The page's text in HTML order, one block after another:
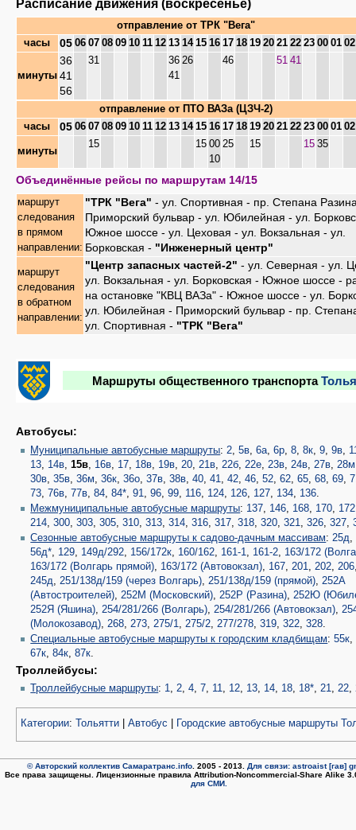
Расписание движения (воскресенье)
отправление от ТРК "Вега"
часы
05 06 07 08 09 10 11 12 13 14 15 16 17 18 19 20 21 22 23 00 01 02
минуты
36
41
56
31
36
41
26 46 51 41
отправление от ПТО ВАЗа (ЦЗЧ-2)
часы
05 06 07 08 09 10 11 12 13 14 15 16 17 18 19 20 21 22 23 00 01 02
минуты
15 15 00
10
25 15 15 35
Объединённые рейсы по маршрутам 14/15
маршрут
следования
в прямом
направлении:
"ТРК "Вега" - ул. Спортивная - пр. Степана
Приморский бульвар - ул. Юбилейная - ул.
Южное шоссе - ул. Цеховая - ул. Вокзальная - ул.
Борковская - "Инженерный центр"
маршрут
следования
в обратном
направлении:
"Центр запасных частей-2" - ул. Северная - ул.
ул. Вокзальная - ул. Борковская - Южное шоссе -
на остановке "КВЦ ВАЗа" - Южное шоссе - ул.
ул. Юбилейная - Приморский бульвар - пр.
ул. Спортивная - "ТРК "Вега"
Маршруты общественного транспорта
Автобусы:
Муниципальные автобусные маршруты:2,5в,6а,6р,8,8к,9,9в,
13, 14в,15в, 16в, 17, 18в, 19в,20,21в,22б,22е,23в,24в,27в,28м
30в,35в,36м,36к,36о,37в,38в,40,41,42,46,52,62,65,68,69,
73, 76в, 77в,84,84*,91,96,99, 116, 124, 126, 127, 134, 136.
Межмуниципальные автобусные маршруты: 137, 146, 168, 170, 172
214,300,303,305,310,313,314,316,317,318,320,321,326,327,
Сезонные автобусные маршруты к садово-дачным массивам:25д,
56д*, 129, 149д/292, 156/172к, 160/162, 161-1, 161-2, 163/172
163/172 (Волгарь прямой), 163/172 (Автовокзал), 167,201,202,206
245д,251/138д/159 (через Волгарь),251/138д/159 (прямой),252А
(Автостроителей),252М (Московский),252Р (Разина),252Ю
252Я (Яшина),254/281/266 (Волгарь),254/281/266 (Автовокзал),
(Молокозавод),268,273,275/1,275/2,277/278,319,322,328.
Специальные автобусные маршруты к городским кладбищам:55к,
67к,84к,87к.
Троллейбусы:
Троллейбусные маршруты: 1,2,4, 7, 11, 12, 13, 14, 18, 18*,21,22,
Категории: Тольятти Автобус Городские автобусные маршруты
© Авторский коллектив Самаратранс.info . 2005 - 2013. Для связи: astroaist [гав]
Все права защищены. Лицензионные правила Attribution-Noncommercial-Share Alike
для СМИ.